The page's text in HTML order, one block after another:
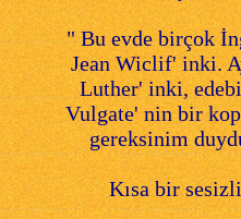
" Bu evde birçok
Jean Wiclif' inki.
Luther' inki,
Vulgate' nin bir
gereksinim
Kısa bir